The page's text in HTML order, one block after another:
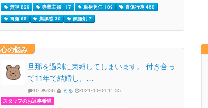
無視 829
専業主婦 117 単身赴任 109
自傷行為 460
胃痛 65
焦燥感 30 鎮痛剤 7
心の悩み
旦那を過剰に束縛してしまいます。 付き合っ
て11年で結婚し、…
10 636 まる 2021-10-04 11:35
スタッフのお返事希望